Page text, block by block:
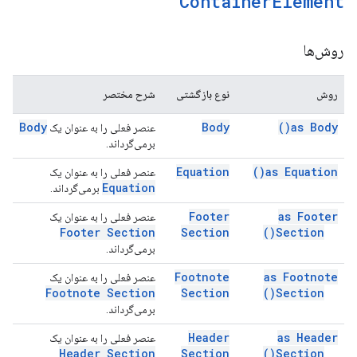
روش‌ها
روش نوع بازگشتی شرح مختصر
as Body(
)
Body عنصر فعلی را به عنوان یک Body
برمی‌گرداند.
as Equation(
)
Equation عنصر فعلی را به عنوان یک
Equation برمی‌گرداند.
as Footer
Section(
)
Footer
Section
عنصر فعلی را به عنوان یک
Footer Section
برمی‌گرداند.
as Footnote
Section(
)
Footnote
Section
عنصر فعلی را به عنوان یک
Footnote Section
برمی‌گرداند.
as Header
Section(
)
Header
Section
عنصر فعلی را به عنوان یک
Header Section